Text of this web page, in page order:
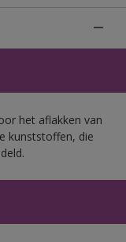
het aflakken van
kunststoffen, die